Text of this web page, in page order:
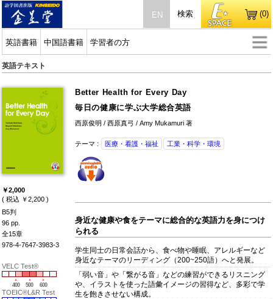
EN
英語書籍 中国語書籍 学習者の方
検索 (0)
英語テキスト
￥2,000
( 税込 ￥2,200 )
B5判
96 pp.
全15章
978-4-7647-3983-3
VELC Test®
400 500 600
TOEIC®L&R Test
Better Health for Every Day
毎日の健康に学ぶ大学総合英語
西原俊明 / 西原真弓 / Amy Mukamuri 著
テーマ : 医療・看護・福祉 工業・科学・環境
身近な健康や食をテーマに総合的な英語力を身につけ
られる
学生同士の日常会話から、食べ物や睡眠、アレルギーなど
身近なテーマのリーディング（200~250語）へと発展。
「弱い音」や「繋がる音」などの練習ができるリスニング
や、イラストを使った語彙イメージの習得など、多彩で学
生を飽きさせない構成。